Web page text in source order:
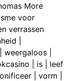
More
voor
verrassen
|
|
| is | leef
| vorm |